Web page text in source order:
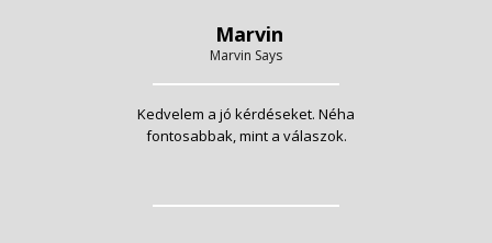
Marvin
Marvin Says
Kedvelem a jó kérdéseket. Néha
fontosabbak, mint a válaszok.